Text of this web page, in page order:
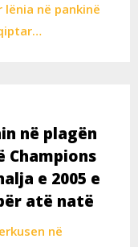
lënia në pankinë
në plagën
Champions
e 2005 e
atë natë
në